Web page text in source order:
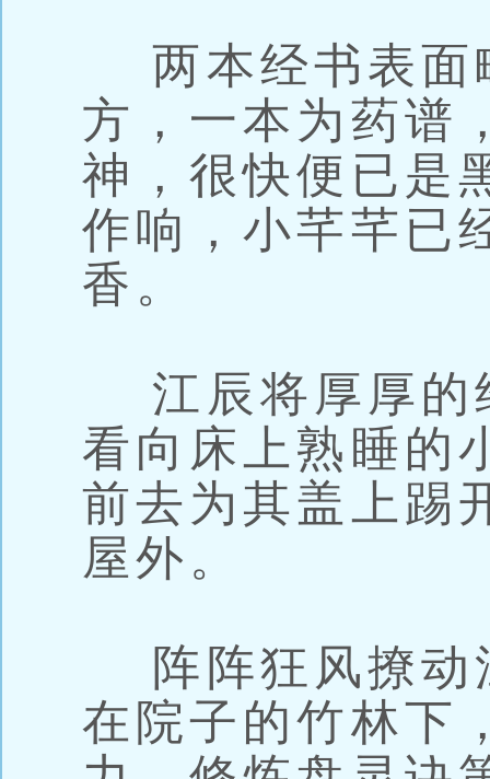
两本经书表面
方，一本为药谱
神，很快便已是
作响，小芊芊已
香。
江辰将厚厚的
看向床上熟睡的
前去为其盖上踢
屋外。
阵阵狂风撩动
在院子的竹林下